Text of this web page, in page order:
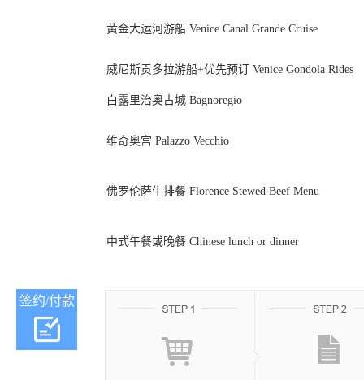
黄金大运河游船 Venice Canal Grande Cruise
威尼斯贡多拉游船+优先预订 Venice Gondola Rides
白露里治奥古城 Bagnoregio
维奇奥宫 Palazzo Vecchio
佛罗伦萨牛排餐 Florence Stewed Beef Menu
中式午餐或晚餐 Chinese lunch or dinner
签约/付款